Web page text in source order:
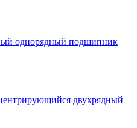
однорядный подшипник
двухрядный